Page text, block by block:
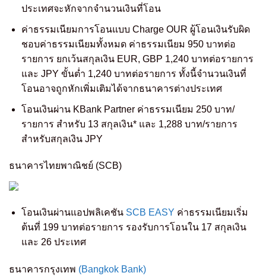
ประเทศจะหักจากจำนวนเงินที่โอน
ค่าธรรมเนียมการโอนแบบ Charge OUR ผู้โอนเงินรับผิด
ชอบค่าธรรมเนียมทั้งหมด ค่าธรรมเนียม 950 บาทต่อ
รายการ ยกเว้นสกุลเงิน EUR, GBP 1,240 บาทต่อรายการ
และ JPY ขั้นต่ำ 1,240 บาทต่อรายการ ทั้งนี้จำนวนเงินที่
โอนอาจถูกหักเพิ่มเติมได้จากธนาคารต่างประเทศ
โอนเงินผ่าน KBank Partner ค่าธรรมเนียม 250 บาท/
รายการ สำหรับ 13 สกุลเงิน* และ 1,288 บาท/รายการ
สำหรับสกุลเงิน JPY
ธนาคารไทยพาณิชย์ (SCB)
โอนเงินผ่านแอปพลิเคชัน SCB EASY ค่าธรรมเนียมเริ่ม
ต้นที่ 199 บาทต่อรายการ รองรับการโอนใน 17 สกุลเงิน
และ 26 ประเทศ
ธนาคารกรุงเทพ (Bangkok Bank)